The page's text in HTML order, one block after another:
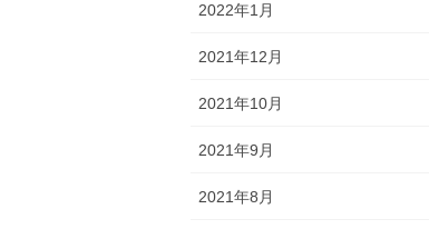
2022年1月
2021年12月
2021年10月
2021年9月
2021年8月